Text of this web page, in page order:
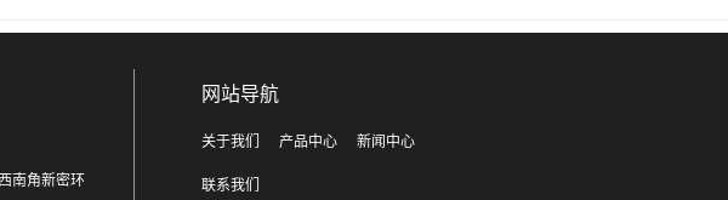
南角新密环
网站导航
关于我们 产品中心 新闻中心
联系我们